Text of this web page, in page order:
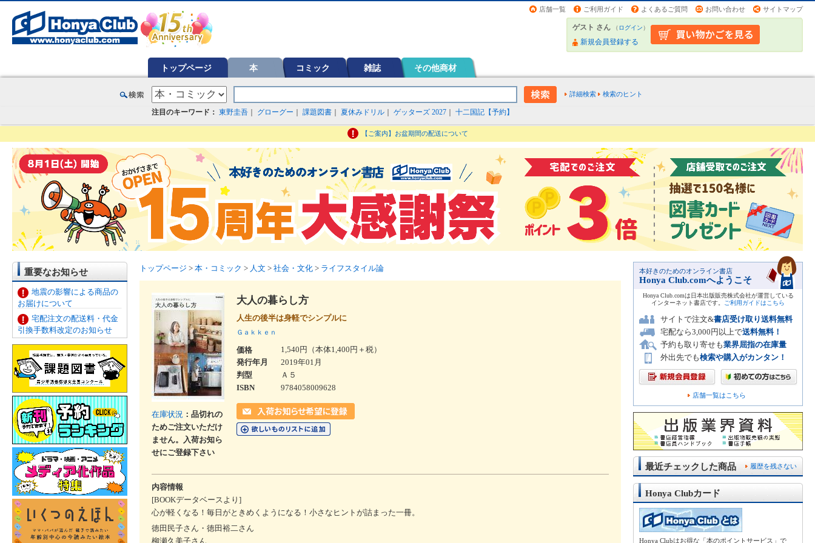
店舗一覧 ご利用ガイド よくあるご質問 お問い合わせ サイトマップ
ゲスト さん （ログイン）
新規会員登録する
トップページ 本 コミック 雑誌 その他商材
詳細検索 検索のヒント
注目のキーワード： 東野圭吾 グローグー 課題図書 夏休みドリル ゲッターズ 2027 十二国記【予約】
【ご案内】お盆期間の配送について
重要なお知らせ
地震の影響による商品の
お届けについて
宅配注文の配送料・代金
引換手数料改定のお知らせ
トップページ > 本・コミック > 人文 > 社会・文化 > ライフスタイル論
在庫状況 ：品切れの
ためご注文いただけ
ません。入荷お知ら
せにご登録下さい
大人の暮らし方
人生の後半は身軽でシンプルに
Ｇａｋｋｅｎ
価格
1,540円（本体1,400円＋税）
発行年月
2019年01月
判型
Ａ５
ISBN
9784058009628
内容情報
[BOOKデータベースより]
心が軽くなる！毎日がときめくようになる！小さなヒントが詰まった一冊。
徳田民子さん・徳田裕二さん
柳瀬久美子さん
本好きのためのオンライン書店
Honya Club.comへようこそ
Honya Club.comは日本出版販売株式会社が運営している
インターネット書店です。
ご利用ガイドはこちら
サイトで注文&書店受け取り送料無料
宅配なら3,000円以上で送料無料！
予約も取り寄せも業界屈指の在庫量
外出先でも検索や購入がカンタン！
店舗一覧はこちら
履歴を残さない
最近チェックした商品
Honya Clubカード
Honya Clubはお得な「本のポイントサービス」で